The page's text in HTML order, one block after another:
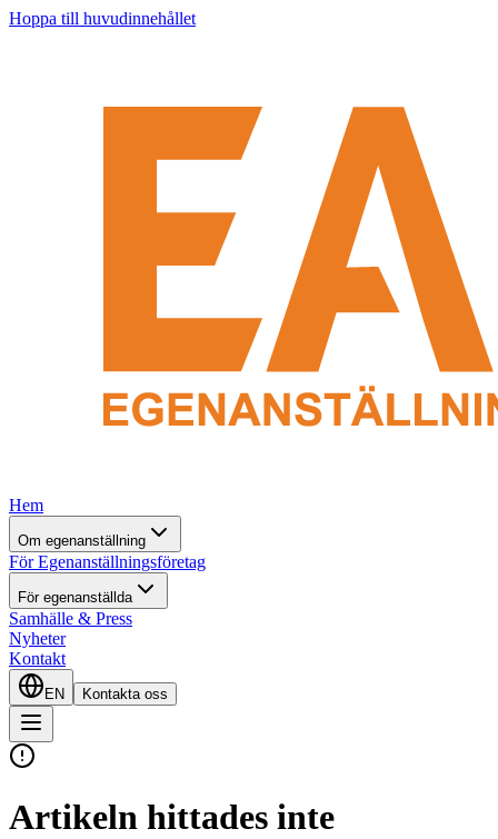
Hoppa till huvudinnehållet
Hem
Om egenanställning
För Egenanställningsföretag
För egenanställda
Samhälle & Press
Nyheter
Kontakt
EN Kontakta oss
Artikeln hittades inte